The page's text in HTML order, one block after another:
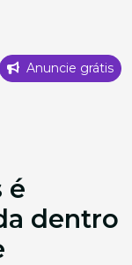
Anuncie grátis
é
dentro